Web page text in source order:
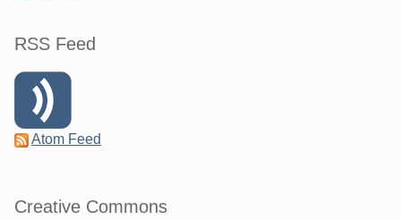
RSS Feed
Atom Feed
Creative Commons